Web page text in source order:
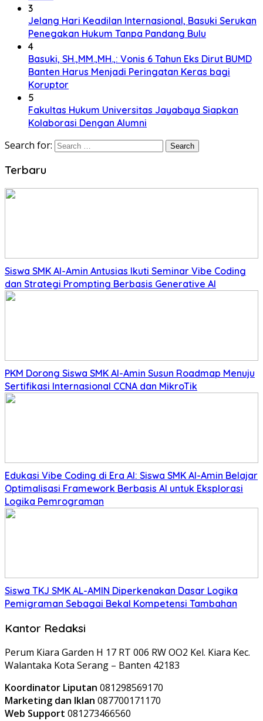
3
Jelang Hari Keadilan Internasional, Basuki Serukan
Penegakan Hukum Tanpa Pandang Bulu
4
Basuki, SH.,MM.,MH.,: Vonis 6 Tahun Eks Dirut BUMD
Banten Harus Menjadi Peringatan Keras bagi
Koruptor
5
Fakultas Hukum Universitas Jayabaya Siapkan
Kolaborasi Dengan Alumni
Search for:
Terbaru
Siswa SMK Al-Amin Antusias Ikuti Seminar Vibe Coding
dan Strategi Prompting Berbasis Generative AI
PKM Dorong Siswa SMK Al-Amin Susun Roadmap Menuju
Sertifikasi Internasional CCNA dan MikroTik
Edukasi Vibe Coding di Era AI: Siswa SMK Al-Amin Belajar
Optimalisasi Framework Berbasis AI untuk Eksplorasi
Logika Pemrograman
Siswa TKJ SMK AL-AMIN Diperkenakan Dasar Logika
Pemigraman Sebagai Bekal Kompetensi Tambahan
Kantor Redaksi
Perum Kiara Garden H 17 RT 006 RW OO2 Kel. Kiara Kec.
Walantaka Kota Serang – Banten 42183
Koordinator Liputan 081298569170
Marketing dan Iklan 087700171170
Web Support 081273466560